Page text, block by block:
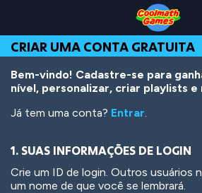
Top
of
Page
Navigation
Main
Content
Footer
o
conteúdo
principal
CRIAR UMA CONTA GRATUITA
Bem-vindo! Cadastre-se para
nível, personalizar, criar playlists e
Já tem uma conta? Entrar.
1. SUAS INFORMAÇÕES DE LOGIN
Crie um ID de login. Outros usuários
um nome de que você se lembrará.